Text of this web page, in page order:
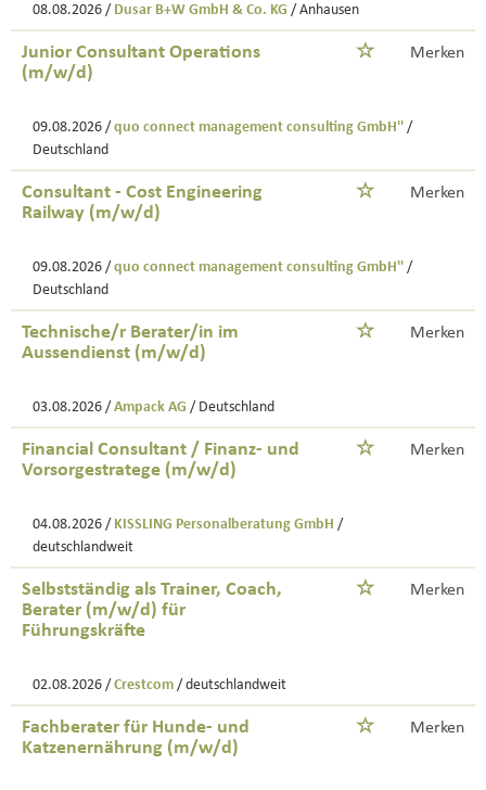
08.08.2026 / Dusar B+W GmbH & Co. KG / Anhausen
Junior Consultant Operations
(m/w/d)
Merken
09.08.2026 / quo connect management consulting GmbH'' /
Deutschland
Consultant - Cost Engineering
Railway (m/w/d)
Merken
09.08.2026 / quo connect management consulting GmbH'' /
Deutschland
Technische/r Berater/in im
Aussendienst (m/w/d)
Merken
03.08.2026 / Ampack AG / Deutschland
Financial Consultant / Finanz- und
Vorsorgestratege (m/w/d)
Merken
04.08.2026 / KISSLING Personalberatung GmbH /
deutschlandweit
Selbstständig als Trainer, Coach,
Berater (m/w/d) für
Führungskräfte
Merken
02.08.2026 / Crestcom / deutschlandweit
Fachberater für Hunde- und
Katzenernährung (m/w/d)
Merken